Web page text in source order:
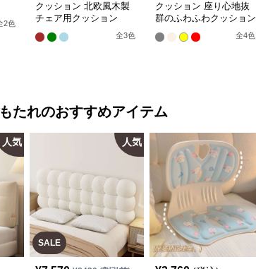
2色
クッション 北欧風木製
チェア用クッション
全3色
クッション 座り心地抜
群のふわふわクッション
全4色
たれのおすすめアイテム
人気
SALE
人気